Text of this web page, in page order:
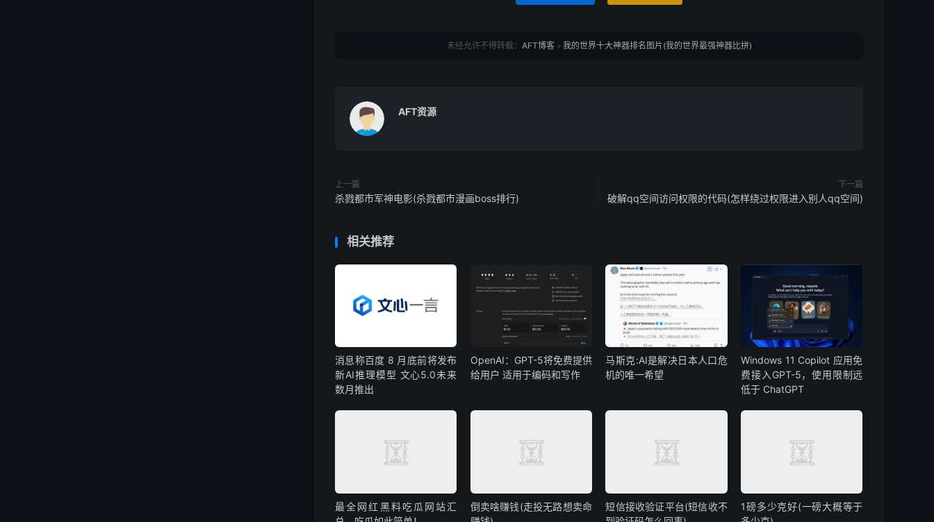
未经允许不得转载： AFT博客» 我的世界十大神器排名图片(我的世界最强神器比拼)
AFT资源
上一篇
杀戮都市军神电影(杀戮都市漫画boss排行)
下一篇
破解qq空间访问权限的代码(怎样绕过权限进入别人qq空间)
相关推荐
消息称百度 8 月底前将发布
新AI推理模型 文心5.0未来
数月推出
OpenAI：GPT-5将免费提供
给用户 适用于编码和写作
马斯克:AI是解决日本人口危
机的唯一希望
Windows 11 Copilot 应用免
费接入GPT-5，使用限制远
低于 ChatGPT
最全网红黑料吃瓜网站汇
倒卖啥赚钱(走投无路想卖命
短信接收验证平台(短信收不
1磅多少克好(一磅大概等于